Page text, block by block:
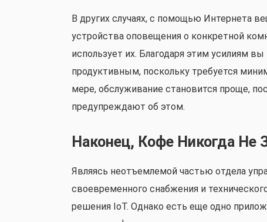
В других случаях, с помощью Интернета
устройства оповещения о конкретной
использует их. Благодаря этим усилиям
продуктивным, поскольку требуется
мере, обслуживание становится проще,
предупреждают об этом.
Наконец, Кофе Никогда Не
Являясь неотъемлемой частью отдела
своевременного снабжения и
решения IoT. Однако есть еще одно